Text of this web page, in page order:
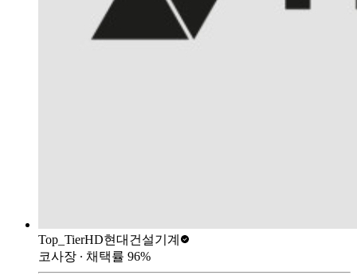
Top_TierHD현대건설기계
코사장 ∙ 채택률 96%